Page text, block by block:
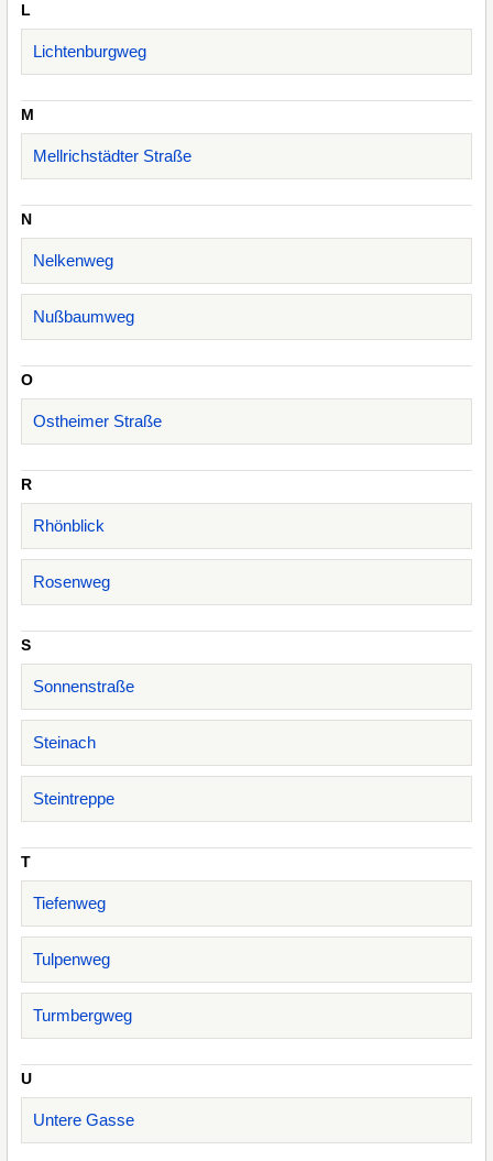
L
Lichtenburgweg
M
Mellrichstädter Straße
N
Nelkenweg
Nußbaumweg
O
Ostheimer Straße
R
Rhönblick
Rosenweg
S
Sonnenstraße
Steinach
Steintreppe
T
Tiefenweg
Tulpenweg
Turmbergweg
U
Untere Gasse